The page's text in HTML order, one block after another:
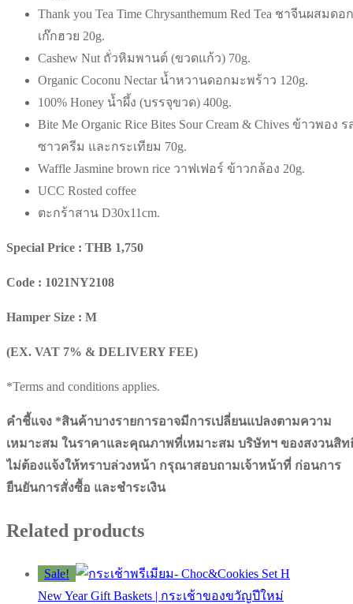
Thank you Tea Time Chrysanthemum Red Tea ชาจีนผสมดอก
เก๊กฮวย 20g.
Cashew Nut ถั่วหิมพานต์ (ขวดแก้ว) 70g.
Organic Coconu Nectar น้ำหวานดอกมะพร้าว 120g.
100% Honey น้ำผึ้ง (บรรจุขวด) 400g.
Bite Me Organic Rice Bites Sour Cream & Chives ข้าวพอง ร
ซาวครีม และกระเทียม 70g.
Waffle Jasmine brown rice วาฟเฟอร์ ข้าวกล้อง 20g.
UCC Rosted coffee
ตะกร้าสาน D30x11cm.
Special Price : THB 1,750
Code : 1021NY2108
Hamper Size : M
(EX. VAT 7% & DELIVERY FEE)
*Terms and conditions applies.
คำชี้แจง *สินค้าบางรายการอาจมีการเปลี่ยนแปลงตามความ
เหมาะสม ในราคาและคุณภาพที่เหมาะสม บริษัทฯ ของสงวนสิท
ไม่ต้องแจ้งให้ทราบล่วงหน้า กรุณาสอบถามเจ้าหน้าที่ ก่อนการ
ยืนยันการสั่งซื้อ และชำระเงิน
Related products
Sale!
New Year Gift Baskets | กระเช้าของขวัญปีใหม่